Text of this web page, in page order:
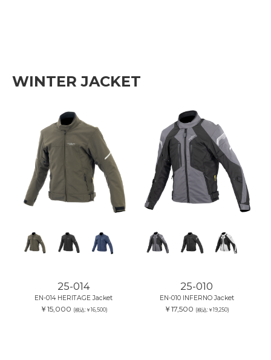
WINTER JACKET
25-014
EN-014 HERITAGE Jacket
￥15,000 (税込:￥16,500)
25-010
EN-010 INFERNO Jacket
￥17,500 (税込:￥19,250)